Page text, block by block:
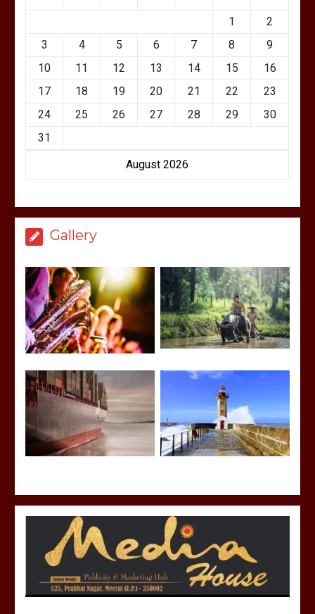
August 2026
1
2
3
4 5 6 7 8
9
10
11 12 13 14 15
16
17
18 19 20 21 22
23
24
25 26 27 28 29
30
31
Gallery